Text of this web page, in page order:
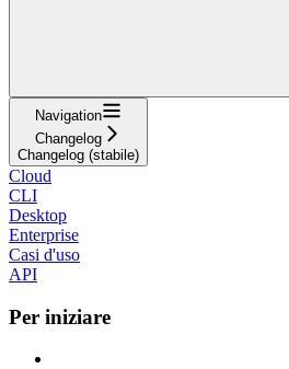
Navigation
Changelog
Changelog (stabile)
Cloud
CLI
Desktop
Enterprise
Casi d'uso
API
Per iniziare